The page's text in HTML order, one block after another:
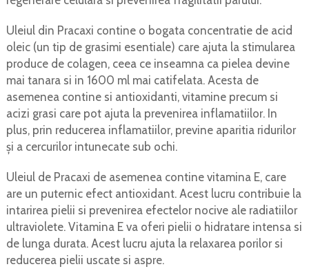
Uleiul din Pracaxi contine o bogata concentratie de acid
oleic (un tip de grasimi esentiale) care ajuta la stimularea
produce de colagen, ceea ce inseamna ca pielea devine
mai tanara si in 1600 ml mai catifelata. Acesta de
asemenea contine si antioxidanti, vitamine precum si
acizi grasi care pot ajuta la prevenirea inflamatiilor. In
plus, prin reducerea inflamatiilor, previne aparitia ridurilor
și a cercurilor intunecate sub ochi.
Uleiul de Pracaxi de asemenea contine vitamina E, care
are un puternic efect antioxidant. Acest lucru contribuie la
intarirea pielii si prevenirea efectelor nocive ale radiatiilor
ultraviolete. Vitamina E va oferi pielii o hidratare intensa si
de lunga durata. Acest lucru ajuta la relaxarea porilor si
reducerea pielii uscate si aspre.